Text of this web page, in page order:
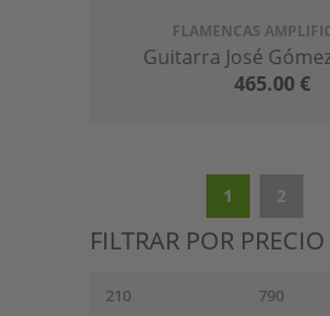
FLAMENCAS
Guitarra José
465.00€
1 2
FILTRAR POR PRECIO